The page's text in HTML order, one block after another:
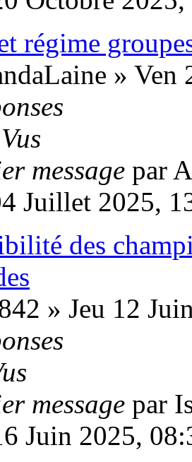
régime
» Ven
Vus
message par
Juillet 2025,
des
» Jeu 12
message par
Juin 2025,